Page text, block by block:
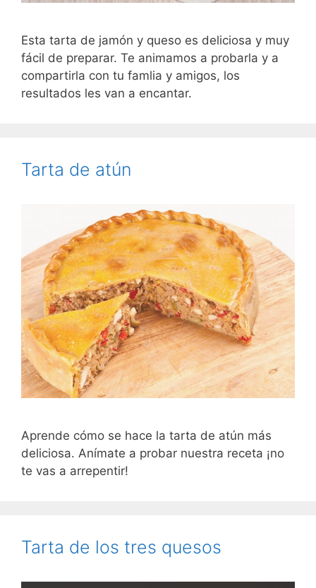
Esta tarta de jamón y queso es deliciosa y muy
fácil de preparar. Te animamos a probarla y a
compartirla con tu famlia y amigos, los
resultados les van a encantar.
Tarta de atún
Aprende cómo se hace la tarta de atún más
deliciosa. Anímate a probar nuestra receta ¡no
te vas a arrepentir!
Tarta de los tres quesos